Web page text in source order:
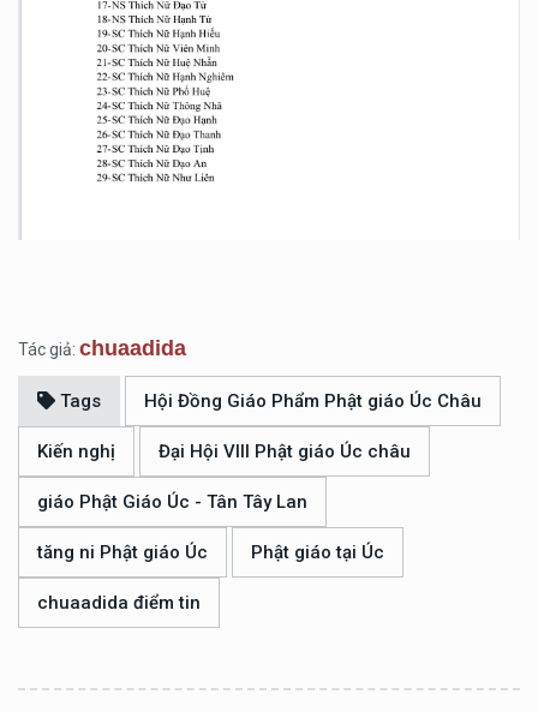
Tác giả: chuaadida
Tags Hội Đồng Giáo Phẩm Phật giáo Úc Châu
Kiến nghị Đại Hội VIII Phật giáo Úc châu
giáo Phật Giáo Úc - Tân Tây Lan
tăng ni Phật giáo Úc Phật giáo tại Úc
chuaadida điểm tin